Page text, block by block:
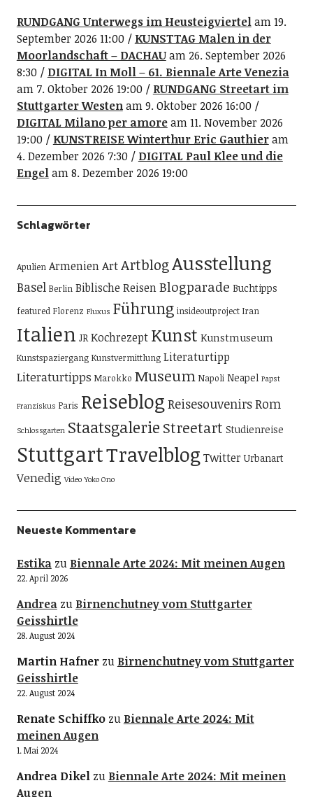
RUNDGANG Unterwegs im Heusteigviertelam 19.
September 2026 11:00
KUNSTTAG Malen in der
Moorlandschaft – DACHAUam 26. September 2026
8:30
DIGITAL In Moll – 61. Biennale Arte Venezia
am 7. Oktober 2026 19:00
RUNDGANG Streetart im
Stuttgarter Westenam 9. Oktober 2026 16:00
DIGITAL Milano per amoream 11. November 2026
19:00
KUNSTREISE Winterthur Eric Gauthieram
4. Dezember 2026 7:30
DIGITAL Paul Klee und die
Engelam 8. Dezember 2026 19:00
Schlagwörter
Apulien ArmenienArtArtblogAusstellung
Basel Berlin Biblische ReisenBlogparade Buchtipps
featured Florenz Fluxus Führung insideoutproject Iran
Italien JR Kochrezept Kunst Kunstmuseum
Kunstspaziergang Kunstvermittlung Literaturtipp
Literaturtipps Marokko Museum Napoli Neapel Papst
Franziskus Paris Reiseblog ReisesouvenirsRom
Schlossgarten Staatsgalerie Streetart Studienreise
StuttgartTravelblog Twitter Urbanart
Venedig Video Yoko Ono
Neueste Kommentare
Estikazu Biennale Arte 2024: Mit meinen Augen
22. April 2026
Andreazu Birnenchutney vom Stuttgarter
Geisshirtle
28. August 2024
Martin Hafnerzu Birnenchutney vom Stuttgarter
Geisshirtle
22. August 2024
Renate Schiffkozu Biennale Arte 2024: Mit
meinen Augen
1. Mai 2024
Andrea Dikelzu Biennale Arte 2024: Mit meinen
Augen